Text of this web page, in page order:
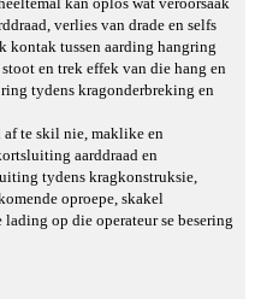
verlies van drade en selfs
kontak tussen aarding hangring
en trek effek van die hang en
tydens kragonderbreking en
te skil nie, maklike en
aarddraad en
tydens kragkonstruksie,
oproepe, skakel
op die operateur se besering